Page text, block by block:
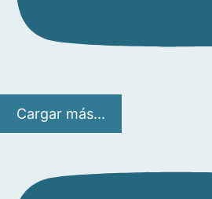
Cargar más...